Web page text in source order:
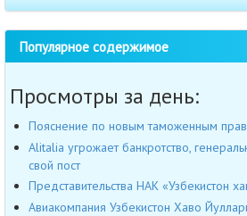
Популярное содержимое
Просмотры за день:
Пояснение по новым таможенным
Alitalia угрожает банкротство,
свой пост
Представительства НАК «Узбекистон
Авиакомпания Узбекистон Хаво